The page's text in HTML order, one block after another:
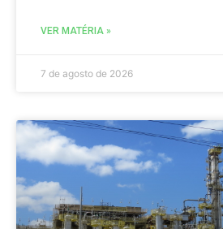
VER MATÉRIA »
7 de agosto de 2026